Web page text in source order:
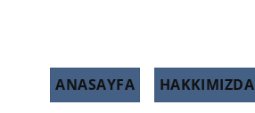
ANASAYFA HAKKIMIZDA